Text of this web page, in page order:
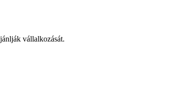
vállalkozását.